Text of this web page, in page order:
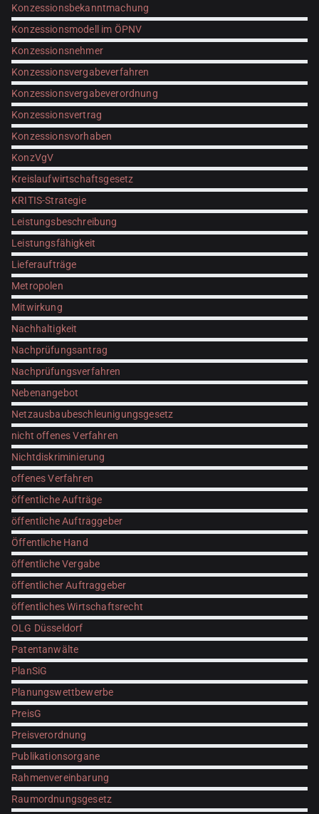
Konzessionsbekanntmachung
Konzessionsmodell im ÖPNV
Konzessionsnehmer
Konzessionsvergabeverfahren
Konzessionsvergabeverordnung
Konzessionsvertrag
Konzessionsvorhaben
KonzVgV
Kreislaufwirtschaftsgesetz
KRITIS-Strategie
Leistungsbeschreibung
Leistungsfähigkeit
Lieferaufträge
Metropolen
Mitwirkung
Nachhaltigkeit
Nachprüfungsantrag
Nachprüfungsverfahren
Nebenangebot
Netzausbaubeschleunigungsgesetz
nicht offenes Verfahren
Nichtdiskriminierung
offenes Verfahren
öffentliche Aufträge
öffentliche Auftraggeber
Öffentliche Hand
öffentliche Vergabe
öffentlicher Auftraggeber
öffentliches Wirtschaftsrecht
OLG Düsseldorf
Patentanwälte
PlanSiG
Planungswettbewerbe
PreisG
Preisverordnung
Publikationsorgane
Rahmenvereinbarung
Raumordnungsgesetz